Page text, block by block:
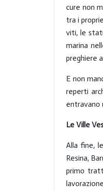
cure non
tra i
viti, le
marina
preghiere
E non
reperti
entravano
Le Ville
Alla fine,
Resina,
primo